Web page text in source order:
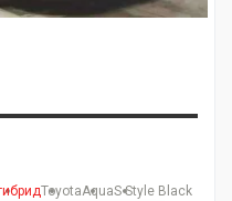
ToyotaAquaS Style Black